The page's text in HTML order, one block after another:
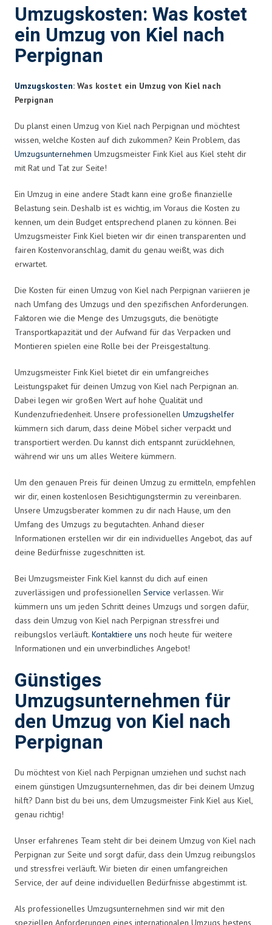
Umzugskosten: Was kostet
ein Umzug von Kiel nach
Perpignan
Umzugskosten: Was kostet ein Umzug von Kiel nach
Perpignan
Du planst einen Umzug von Kiel nach Perpignan und möchtest
wissen, welche Kosten auf dich zukommen? Kein Problem, das
Umzugsunternehmen Umzugsmeister Fink Kiel aus Kiel steht dir
mit Rat und Tat zur Seite!
Ein Umzug in eine andere Stadt kann eine große finanzielle
Belastung sein. Deshalb ist es wichtig, im Voraus die Kosten zu
kennen, um dein Budget entsprechend planen zu können. Bei
Umzugsmeister Fink Kiel bieten wir dir einen transparenten und
fairen Kostenvoranschlag, damit du genau weißt, was dich
erwartet.
Die Kosten für einen Umzug von Kiel nach Perpignan variieren je
nach Umfang des Umzugs und den spezifischen Anforderungen.
Faktoren wie die Menge des Umzugsguts, die benötigte
Transportkapazität und der Aufwand für das Verpacken und
Montieren spielen eine Rolle bei der Preisgestaltung.
Umzugsmeister Fink Kiel bietet dir ein umfangreiches
Leistungspaket für deinen Umzug von Kiel nach Perpignan an.
Dabei legen wir großen Wert auf hohe Qualität und
Kundenzufriedenheit. Unsere professionellen Umzugshelfer
kümmern sich darum, dass deine Möbel sicher verpackt und
transportiert werden. Du kannst dich entspannt zurücklehnen,
während wir uns um alles Weitere kümmern.
Um den genauen Preis für deinen Umzug zu ermitteln, empfehlen
wir dir, einen kostenlosen Besichtigungstermin zu vereinbaren.
Unsere Umzugsberater kommen zu dir nach Hause, um den
Umfang des Umzugs zu begutachten. Anhand dieser
Informationen erstellen wir dir ein individuelles Angebot, das auf
deine Bedürfnisse zugeschnitten ist.
Bei Umzugsmeister Fink Kiel kannst du dich auf einen
zuverlässigen und professionellen Service verlassen. Wir
kümmern uns um jeden Schritt deines Umzugs und sorgen dafür,
dass dein Umzug von Kiel nach Perpignan stressfrei und
reibungslos verläuft. Kontaktiere uns noch heute für weitere
Informationen und ein unverbindliches Angebot!
Günstiges
Umzugsunternehmen für
den Umzug von Kiel nach
Perpignan
Du möchtest von Kiel nach Perpignan umziehen und suchst nach
einem günstigen Umzugsunternehmen, das dir bei deinem Umzug
hilft? Dann bist du bei uns, dem Umzugsmeister Fink Kiel aus Kiel,
genau richtig!
Unser erfahrenes Team steht dir bei deinem Umzug von Kiel nach
Perpignan zur Seite und sorgt dafür, dass dein Umzug reibungslos
und stressfrei verläuft. Wir bieten dir einen umfangreichen
Service, der auf deine individuellen Bedürfnisse abgestimmt ist.
Als professionelles Umzugsunternehmen sind wir mit den
speziellen Anforderungen eines internationalen Umzugs bestens